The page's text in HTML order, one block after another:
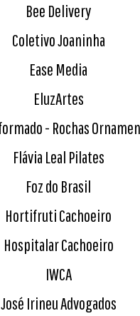
Bee Delivery
Coletivo Joaninha
Ease Media
EluzArtes
- Rochas
Flávia Leal Pilates
Foz do Brasil
Hortifruti Cachoeiro
Hospitalar Cachoeiro
IWCA
José Irineu Advogados